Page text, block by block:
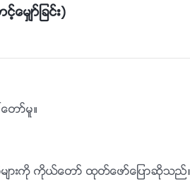
ေမွ်ာ္ျခင္း)
တာ္မူ။
းကို ကိုယ္ေတာ္ ထုတ္ေဖာ္ေျပာဆိုသည္။